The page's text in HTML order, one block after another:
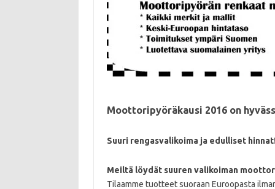
Moottoripyöräkausi 2016 on
Suuri rengasvalikoima ja edulliset
Meiltä löydät suuren valikoiman
Tilaamme tuotteet suoraan Euroopasta